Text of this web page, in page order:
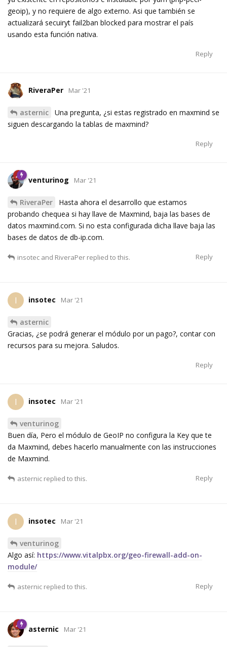
geoip), y no requiere de algo externo. Asi que también se
actualizará secuiryt fail2ban blocked para mostrar el país
usando esta función nativa.
Reply
RiveraPer Mar '21
asternic
Una pregunta, ¿si estas registrado en maxmind se
siguen descargando la tablas de maxmind?
Reply
venturinog Mar '21
RiveraPer
Hasta ahora el desarrollo que estamos
probando chequea si hay llave de Maxmind, baja las bases de
datos maxmind.com. Si no esta configurada dicha llave baja las
bases de datos de db-ip.com.
Reply
insotec and RiveraPer replied to this.
I insotec Mar '21
asternic
Gracias, ¿se podrá generar el módulo por un pago?, contar con
recursos para su mejora. Saludos.
Reply
I insotec Mar '21
venturinog
Buen día, Pero el módulo de GeoIP no configura la Key que te
da Maxmind, debes hacerlo manualmente con las instrucciones
de Maxmind.
Reply
asternic replied to this.
I insotec Mar '21
venturinog
Algo así: https://www.vitalpbx.org/geo-firewall-add-on-
module/
Reply
asternic replied to this.
asternic Mar '21